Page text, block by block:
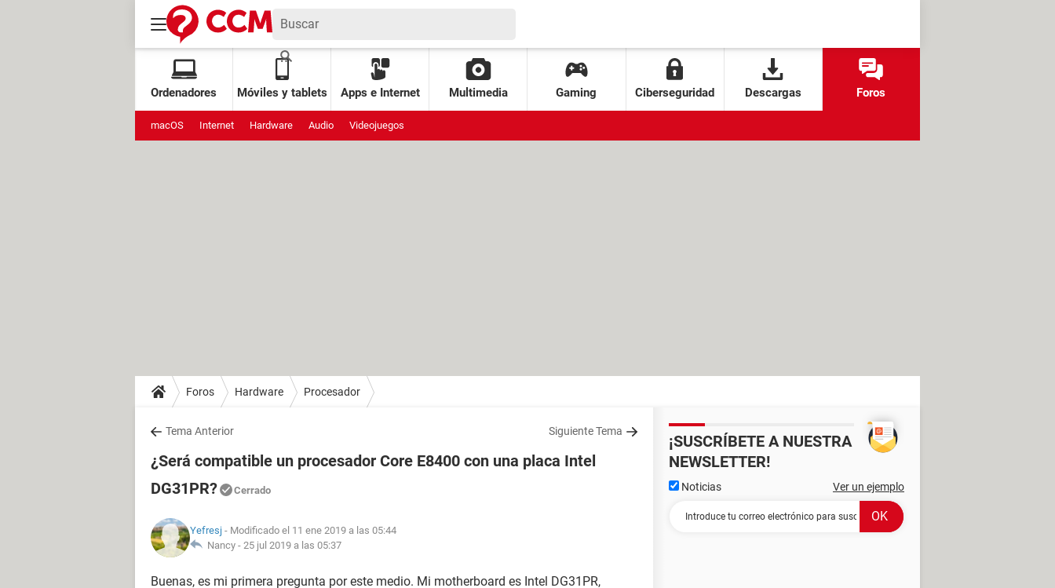
Ordenadores Móviles y tablets Apps e Internet Multimedia Gaming Ciberseguridad Descargas Foros
macOS Internet Hardware Audio Videojuegos
Foros Hardware Procesador
Tema Anterior Siguiente Tema
¿Será compatible un procesador Core E8400 con una placa Intel
DG31PR?
Cerrado
Yefresj - Modificado el 11 ene 2019 a las 05:44
Nancy - 25 jul 2019 a las 05:37
Buenas, es mi primera pregunta por este medio. Mi motherboard es Intel DG31PR,
¡SUSCRÍBETE A NUESTRA
NEWSLETTER!
Noticias Ver un ejemplo